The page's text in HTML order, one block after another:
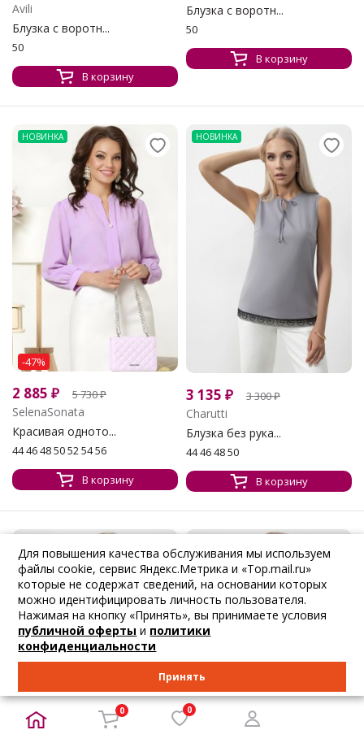
Avili
Блузка с воротн...
50
В корзину
Блузка с воротн...
50
В корзину
НОВИНКА
-47%
2 885 ₽ 5 730₽
SelenaSonata
Красивая одното...
44 46 48 50 52 54 56
В корзину
НОВИНКА
3 135 ₽ 3 300₽
Charutti
Блузка без рука...
44 46 48 50
В корзину
Для повышения качества обслуживания мы используем
файлы cookie, сервис Яндекс.Метрика и «Top.mail.ru»
которые не содержат сведений, на основании которых
можно идентифицировать личность пользователя.
Нажимая на кнопку «Принять», вы принимаете условия
публичной оферты и политики
конфиденциальности
Принять
0 0